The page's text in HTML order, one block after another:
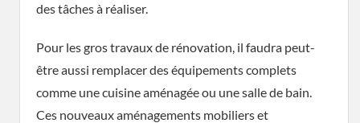
des tâches à réaliser.
Pour les gros travaux de rénovation, il faudra peut-
être aussi remplacer des équipements complets
comme une cuisine aménagée ou une salle de bain.
Ces nouveaux aménagements mobiliers et